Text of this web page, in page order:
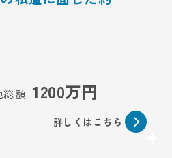
総額 1200万円
詳しくはこちら